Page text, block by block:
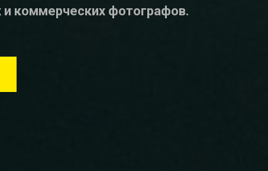
коммерческих фотографов.